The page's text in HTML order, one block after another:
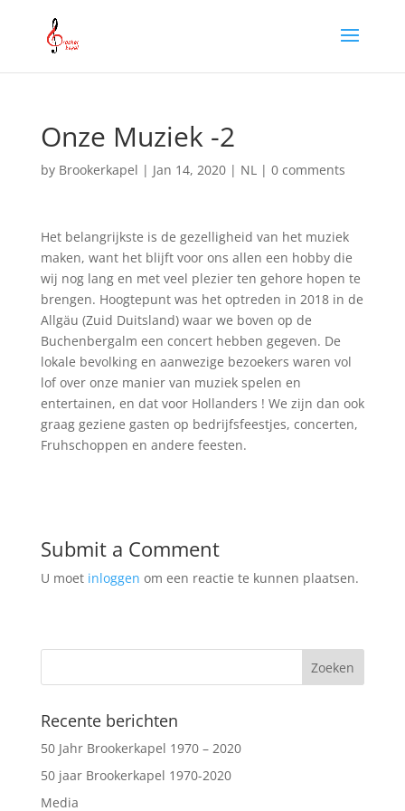
Onze Muziek -2
by Brookerkapel | Jan 14, 2020| NL| 0 comments
Het belangrijkste is de gezelligheid van het muziek
maken, want het blijft voor ons allen een hobby die
wij nog lang en met veel plezier ten gehore hopen te
brengen. Hoogtepunt was het optreden in 2018 in de
Allgäu (Zuid Duitsland) waar we boven op de
Buchenbergalm een concert hebben gegeven. De
lokale bevolking en aanwezige bezoekers waren vol
lof over onze manier van muziek spelen en
entertainen, en dat voor Hollanders ! We zijn dan ook
graag geziene gasten op bedrijfsfeestjes, concerten,
Fruhschoppen en andere feesten.
Submit a Comment
U moet inloggen om een reactie te kunnen plaatsen.
Recente berichten
50 Jahr Brookerkapel 1970 – 2020
50 jaar Brookerkapel 1970-2020
Media